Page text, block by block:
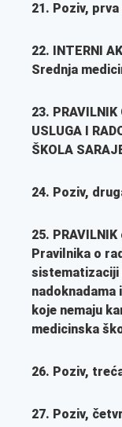
21. Poziv,
22. INTERNI
Srednja
23.
USLUGA I
ŠKOLA
24. Poziv,
25.
Pravilnika o
sistematizaciji
nadoknadama
koje nemaju
medicinska
26. Poziv,
27. Poziv,